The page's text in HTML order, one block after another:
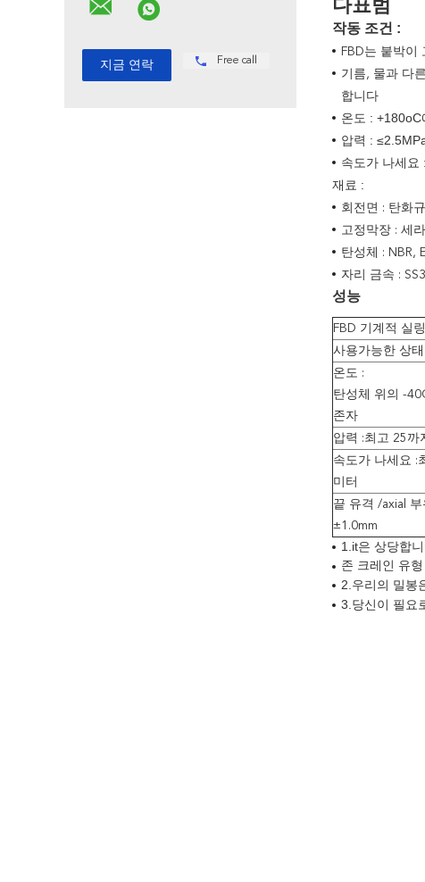
Free call
다표범
작동 조건 :
FBD는 붙박이
기름, 물과 다
합니다
온도 :
압력 :
속도가 나세요
재료 :
회전면 : 탄화
고정막장 : 세
탄성체 : NBR,
자리 금속 :
성능
FBD 기계적 실
사용가능한 상태
온도 :
탄성체 위의 -
존자
압력 :최고 25까
속도가 나세요 :
미터
끝 유격 /axial
±1.0mm
1.it은 상당합
존 크레인 유형
2.우리의 밀봉
3.당신이 필요